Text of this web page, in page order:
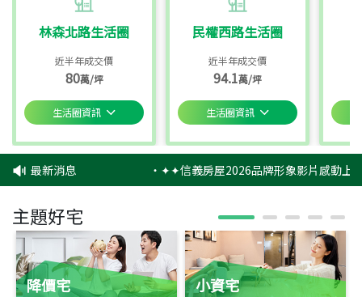
林森北路生活圈
近半年成交價
80萬/坪
生活圈資訊
民權西路生活圈
近半年成交價
94.1萬/坪
生活圈資訊
最新消息 ‧✦✦信義房屋2026品牌形象影片感動上
主題好宅
降價宅 小資宅